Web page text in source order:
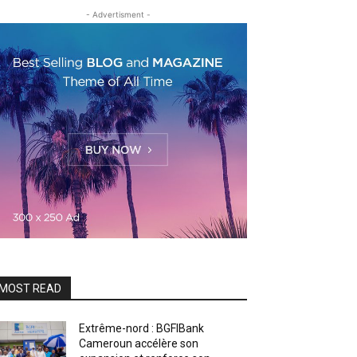
- Advertisment -
READ
Extrême-nord : BGFIBank
Cameroun accélère son